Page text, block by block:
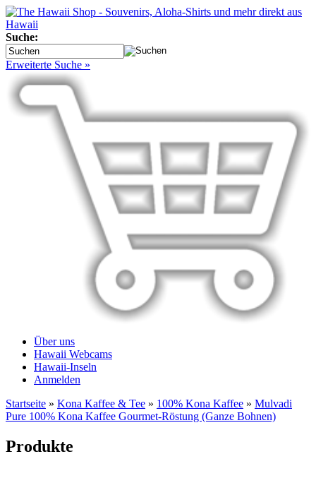
Suche:
Erweiterte Suche »
Über uns
Hawaii Webcams
Hawaii-Inseln
Anmelden
Startseite » Kona Kaffee & Tee » 100% Kona Kaffee » Mulvadi
Pure 100% Kona Kaffee Gourmet-Röstung (Ganze Bohnen)
Produkte